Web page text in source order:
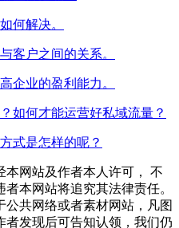
何解决。
客户之间的关系。
企业的盈利能力。
如何才能运营好私域流量？
式是怎样的呢？
本网站及作者本人许可， 不
本网站将追究其法律责任。
共网络或者素材网站，凡图
发现后可告知认领，我们仍